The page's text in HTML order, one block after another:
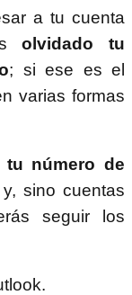
a tu cuenta
olvidado tu
; si ese es el
varias formas
tu número de
y, sino cuentas
seguir los